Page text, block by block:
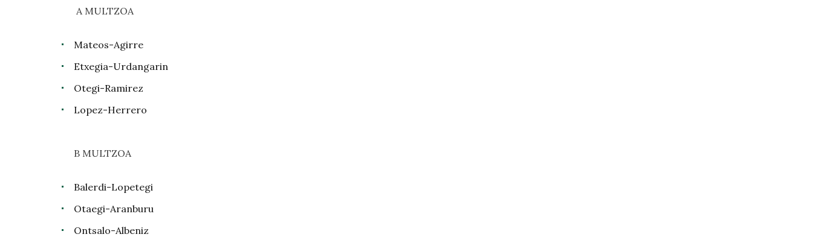
A MULTZOA
Mateos-Agirre
Etxegia-Urdangarin
Otegi-Ramirez
Lopez-Herrero
B MULTZOA
Balerdi-Lopetegi
Otaegi-Aranburu
Ontsalo-Albeniz